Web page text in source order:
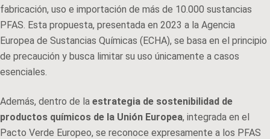
fabricación, uso e importación de más de 10.000 sustancias
PFAS. Esta propuesta, presentada en 2023 a la Agencia
Europea de Sustancias Químicas (ECHA), se basa en el principio
de precaución y busca limitar su uso únicamente a casos
esenciales.
Además, dentro de la estrategia de sostenibilidad de
productos químicos de la Unión Europea, integrada en el
Pacto Verde Europeo, se reconoce expresamente a los PFAS